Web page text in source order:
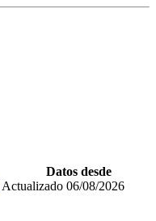
Datos desde
Actualizado 06/08/2026